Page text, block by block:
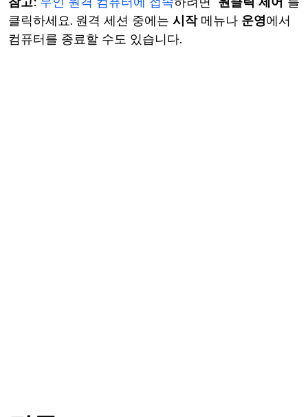
클릭하세요. 원격 세션 중에는 시작메뉴나 운영에서
컴퓨터를 종료할 수도 있습니다.